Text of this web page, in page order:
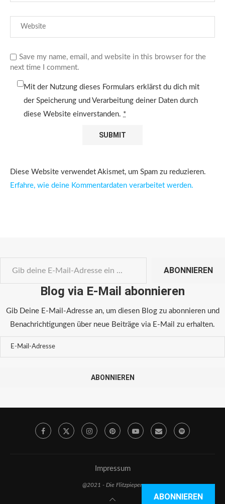
Save my name, email, and website in this browser for the
next time I comment.
Mit der Nutzung dieses Formulars erklärst du dich mit
der Speicherung und Verarbeitung deiner Daten durch
diese Website einverstanden. *
Diese Website verwendet Akismet, um Spam zu reduzieren.
Erfahre, wie deine Kommentardaten verarbeitet werden.
ABONNIEREN
Blog via E-Mail abonnieren
Gib Deine E-Mail-Adresse an, um diesen Blog zu abonnieren und
Benachrichtigungen über neue Beiträge via E-Mail zu erhalten.
ABONNIEREN
Impressum
@2021 - Die Flitzpiepen
ABONNIEREN